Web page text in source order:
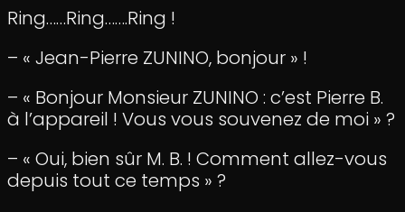
Ring……Ring…….Ring !
– « Jean-Pierre ZUNINO, bonjour » !
– « Bonjour Monsieur ZUNINO : c’est Pierre B.
à l’appareil ! Vous vous souvenez de moi » ?
– « Oui, bien sûr M. B. ! Comment allez-vous
depuis tout ce temps » ?